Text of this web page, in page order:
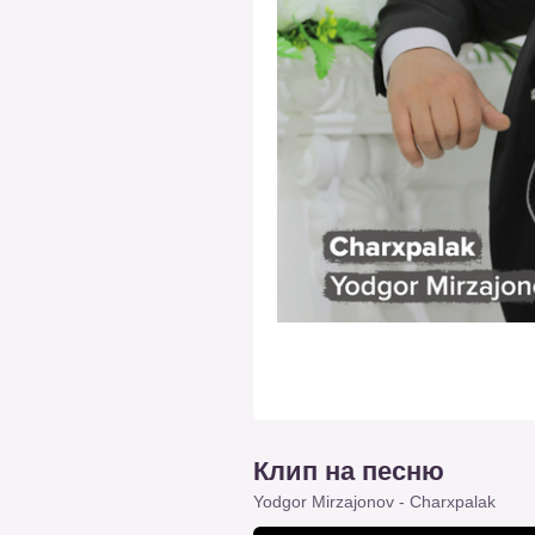
Клип на песню
Yodgor Mirzajonov - Charxpalak